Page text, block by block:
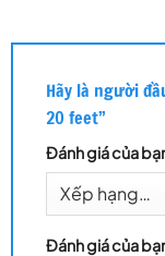
Hãy là người
20 feet”
Đánh giá của
Đánh giá của